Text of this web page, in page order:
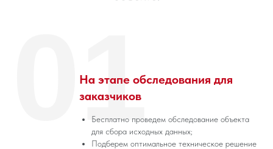
На этапе обследования для
заказчиков
Бесплатно проведем обследование объекта
для сбора исходных данных;
Подберем оптимальное техническое решение
01